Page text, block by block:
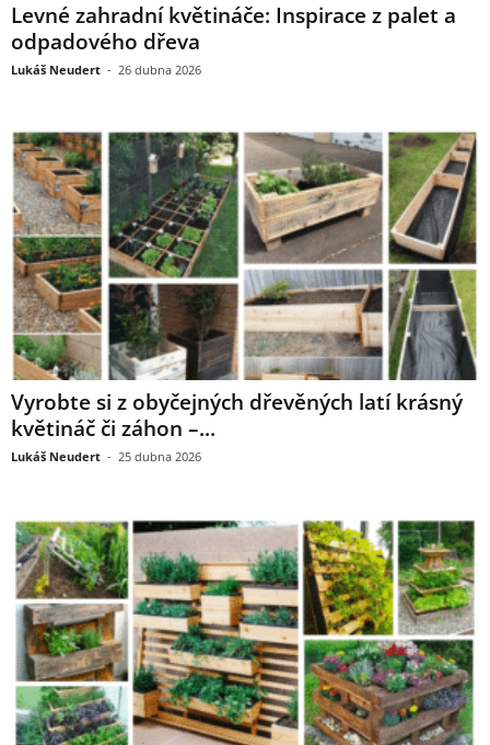
Levné zahradní květináče: Inspirace z palet a
odpadového dřeva
Lukáš Neudert - 26 dubna 2026
Vyrobte si z obyčejných dřevěných latí krásný
květináč či záhon –...
Lukáš Neudert - 25 dubna 2026